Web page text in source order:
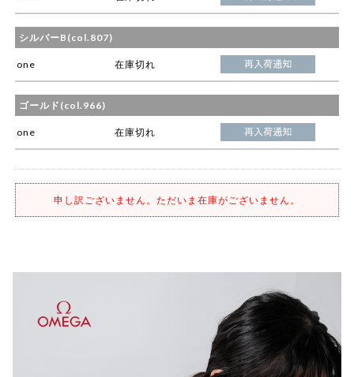
シルバーB(col.807)
one 在庫切れ
ゴールド(col.966)
one 在庫切れ
申し訳ございません。ただいま在庫がございません。